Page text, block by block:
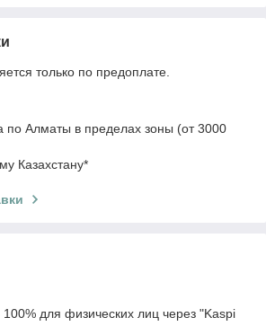
только по предоплате.
по Алматы в пределах зоны (от 3000
Казахстану*
для физических лиц через "Kaspi